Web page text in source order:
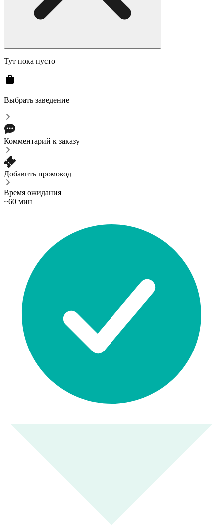
Тут пока пусто
Выбрать заведение
Комментарий к заказу
Добавить промокод
Время ожидания
~60 мин